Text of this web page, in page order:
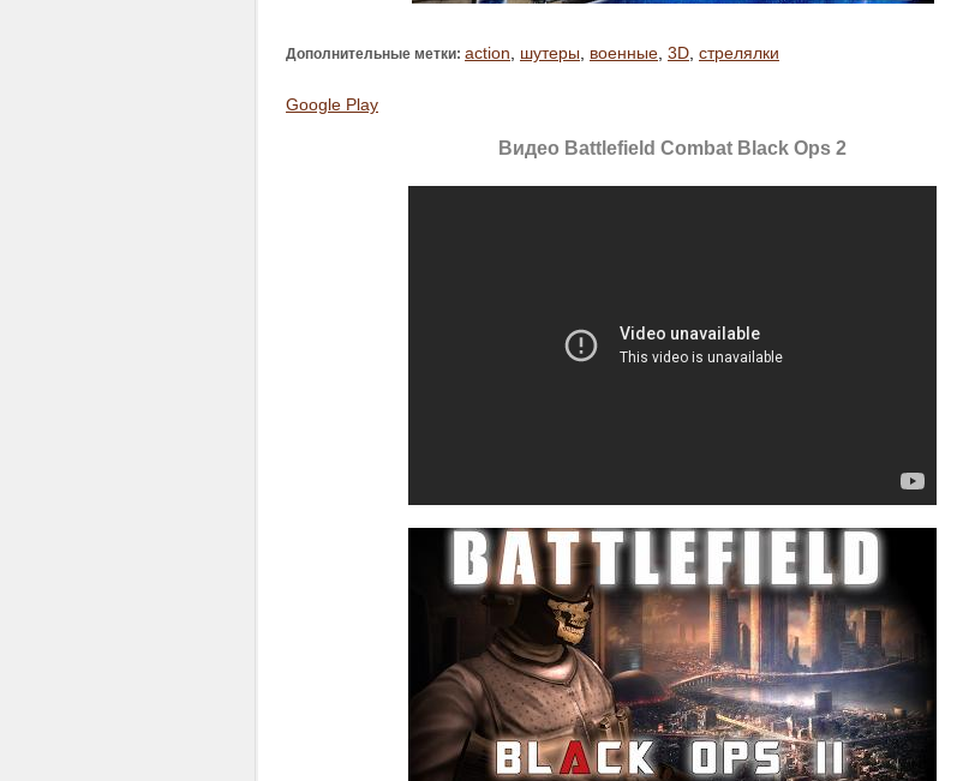
Дополнительные метки: action шутеры военные 3D стрелялки
Google Play
Видео Battlefield Combat Black Ops 2